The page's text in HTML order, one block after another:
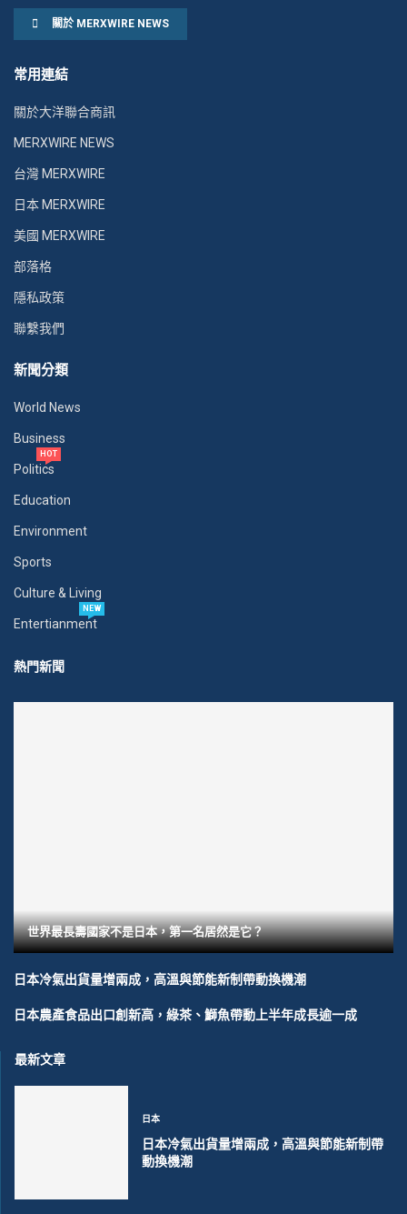
關於 MERXWIRE NEWS
常用連結
關於大洋聯合商訊
MERXWIRE NEWS
台灣 MERXWIRE
日本 MERXWIRE
美國 MERXWIRE
部落格
隱私政策
聯繫我們
新聞分類
World News
Business
Politics
HOT
Education
Environment
Sports
Culture & Living
Entertianment
NEW
熱門新聞
世界最長壽國家不是日本，第一名居然是它？
日本冷氣出貨量增兩成，高溫與節能新制帶動換機潮
日本農產食品出口創新高，綠茶、鰤魚帶動上半年成長逾一成
最新文章
日本
日本冷氣出貨量增兩成，高溫與節能新制帶
動換機潮